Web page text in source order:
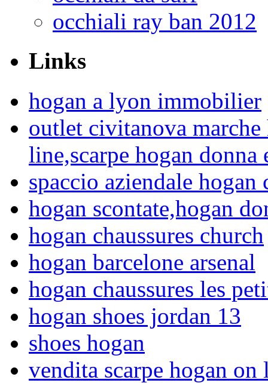
occhiali ray ban 2012
Links
hogan a lyon immobilier
outlet civitanova
line,scarpe hogan donna
spaccio aziendale hogan
hogan scontate,hogan
hogan chaussures church
hogan barcelone arsenal
hogan chaussures les
hogan shoes jordan 13
shoes hogan
vendita scarpe hogan on